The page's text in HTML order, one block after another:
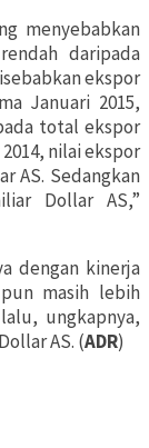
menyebabkan
daripada
ekspor
Januari 2015,
total ekspor
nilai ekspor
AS. Sedangkan
Dollar AS,”
dengan kinerja
masih lebih
ungkapnya,
AS. (ADR)